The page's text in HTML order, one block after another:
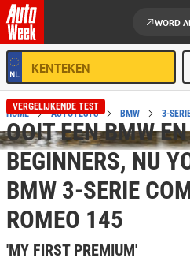
Ga naar de inhoud
WORD
HOME AUTOTESTS BMW 3-
VERGELIJKENDE TEST
OOIT EEN BMW
BEGINNERS, NU
BMW 3-SERIE
ROMEO 145
'MY FIRST PREMIUM'